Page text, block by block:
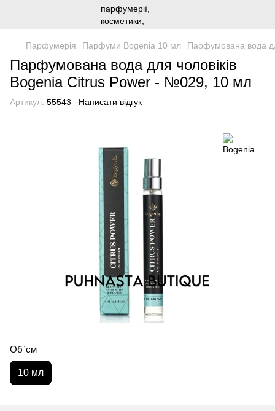
Парфумерія Парфуми Bogenia 10 мл Парфумована вода
Парфумована вода для чоловіків
Bogenia Citrus Power - №029, 10 мл
Артикул: 55543 Написати відгук
Об`єм
10 мл